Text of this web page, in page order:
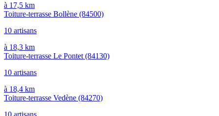
à 17,5 km
Toiture-terrasse Bollène (84500)
10 artisans
à 18,3 km
Toiture-terrasse Le Pontet (84130)
10 artisans
à 18,4 km
Toiture-terrasse Vedène (84270)
10 artisans